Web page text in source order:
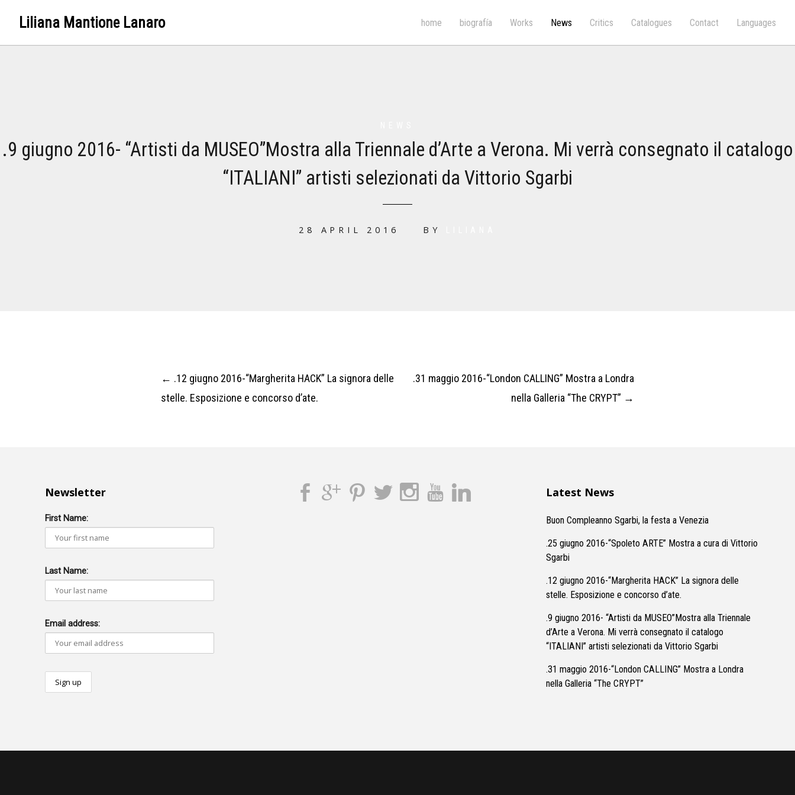
Liliana Mantione Lanaro home biografía Works News Critics Catalogues Contact Languages
.9 giugno 2016- “Artisti da MUSEO”Mostra alla Triennale d’Arte a Verona. Mi verrà consegnato il catalogo
“ITALIANI” artisti selezionati da Vittorio Sgarbi
28 APRIL 2016 BY
← .12 giugno 2016-“Margherita HACK” La signora delle
stelle. Esposizione e concorso d’ate.
.31 maggio 2016-“London CALLING” Mostra a Londra
nella Galleria “The CRYPT” →
Newsletter
First Name:
Last Name:
Email address:
Latest News
Buon Compleanno Sgarbi, la festa a Venezia
.25 giugno 2016-“Spoleto ARTE” Mostra a cura di Vittorio
Sgarbi
.12 giugno 2016-“Margherita HACK” La signora delle
stelle. Esposizione e concorso d’ate.
.9 giugno 2016- “Artisti da MUSEO”Mostra alla Triennale
d’Arte a Verona. Mi verrà consegnato il catalogo
“ITALIANI” artisti selezionati da Vittorio Sgarbi
.31 maggio 2016-“London CALLING” Mostra a Londra
nella Galleria “The CRYPT”